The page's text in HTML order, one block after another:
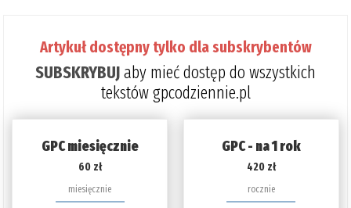
Artykuł dostępny tylko dla subskrybentów
SUBSKRYBUJaby mieć dostęp do wszystkich
tekstów gpcodziennie.pl
GPC miesięcznie
60 zł
miesięcznie
GPC - na 1 rok
420 zł
rocznie